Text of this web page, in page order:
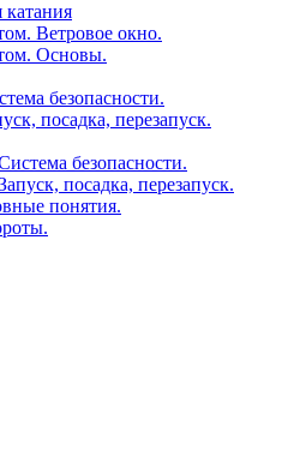
Ветровое окно.
Основы.
безопасности.
посадка, перезапуск.
безопасности.
посадка, перезапуск.
понятия.